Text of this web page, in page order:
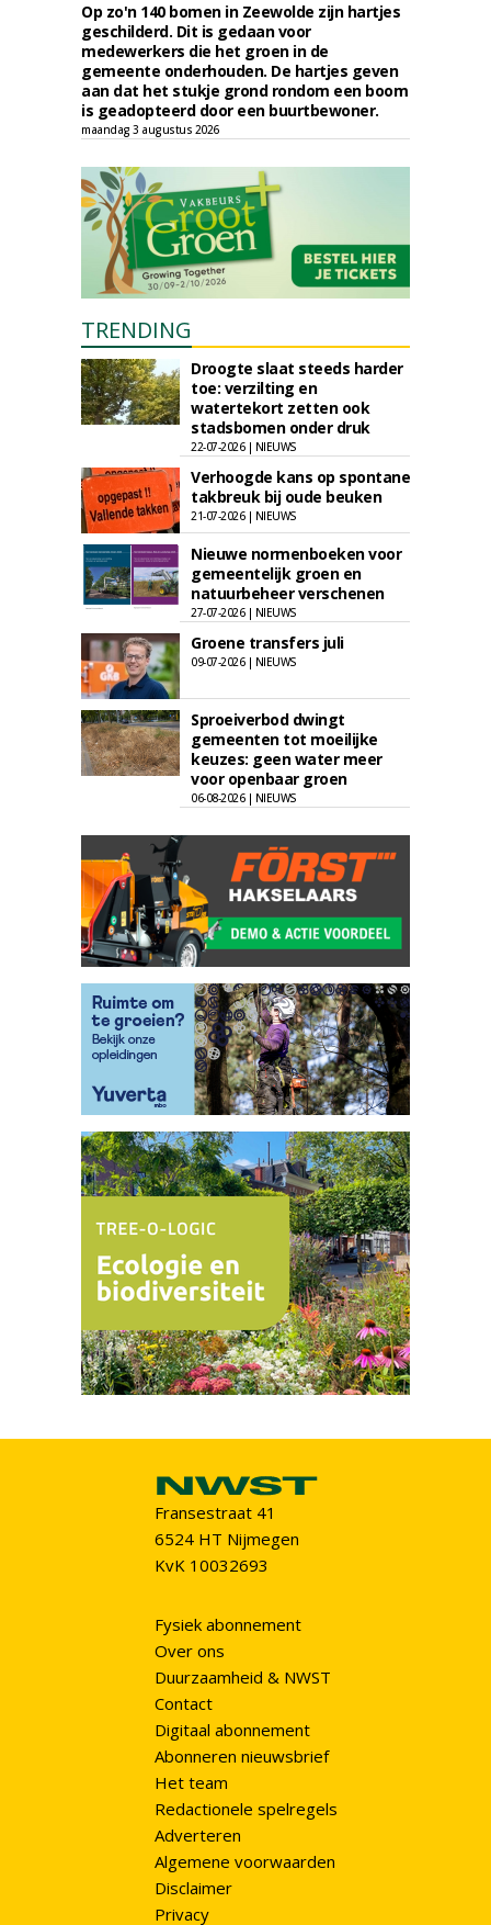
Op zo'n 140 bomen in Zeewolde zijn hartjes
geschilderd. Dit is gedaan voor
medewerkers die het groen in de
gemeente onderhouden. De hartjes geven
aan dat het stukje grond rondom een boom
is geadopteerd door een buurtbewoner.
maandag 3 augustus 2026
TRENDING
Droogte slaat steeds harder
toe: verzilting en
watertekort zetten ook
stadsbomen onder druk
22-07-2026 | NIEUWS
Verhoogde kans op spontane
takbreuk bij oude beuken
21-07-2026 | NIEUWS
Nieuwe normenboeken voor
gemeentelijk groen en
natuurbeheer verschenen
27-07-2026 | NIEUWS
Groene transfers juli
09-07-2026 | NIEUWS
Sproeiverbod dwingt
gemeenten tot moeilijke
keuzes: geen water meer
voor openbaar groen
06-08-2026 | NIEUWS
Fransestraat 41
6524 HT Nijmegen
KvK 10032693
Fysiek abonnement
Over ons
Duurzaamheid & NWST
Contact
Digitaal abonnement
Abonneren nieuwsbrief
Het team
Redactionele spelregels
Adverteren
Algemene voorwaarden
Disclaimer
Privacy